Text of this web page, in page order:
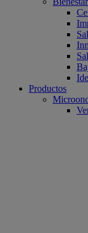
Productos